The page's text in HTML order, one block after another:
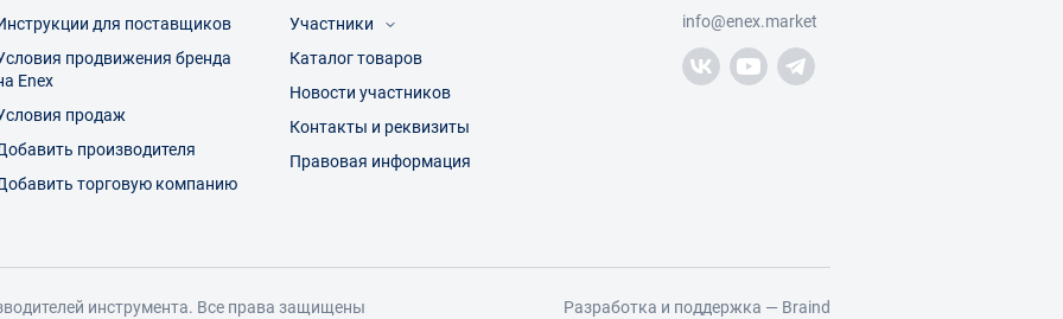
для поставщиков
продвижения бренда
Enex
продаж
производителя
торговую компанию
Участники
Посетители
Торговые компании
Каталог товаров
Новости участников
Контакты и реквизиты
Правовая информация
info@enex.market
инструмента. Все права защищены Разработка и поддержка — Braind